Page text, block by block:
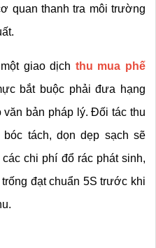
quan thanh tra môi trường
giao dịch thu mua phế
bắt buộc phải đưa hạng
bản pháp lý. Đối tác thu
tách, dọn dẹp sạch sẽ
chi phí đổ rác phát sinh,
đạt chuẩn 5S trước khi